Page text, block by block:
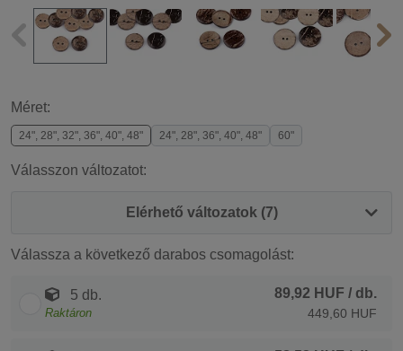
Méret:
24", 28", 32", 36", 40", 48" 24", 28", 36", 40", 48" 60"
Válasszon változatot:
Elérhető változatok (7)
Válassza a következő darabos csomagolást:
5 db.
Raktáron
89,92 HUF / db.
449,60 HUF